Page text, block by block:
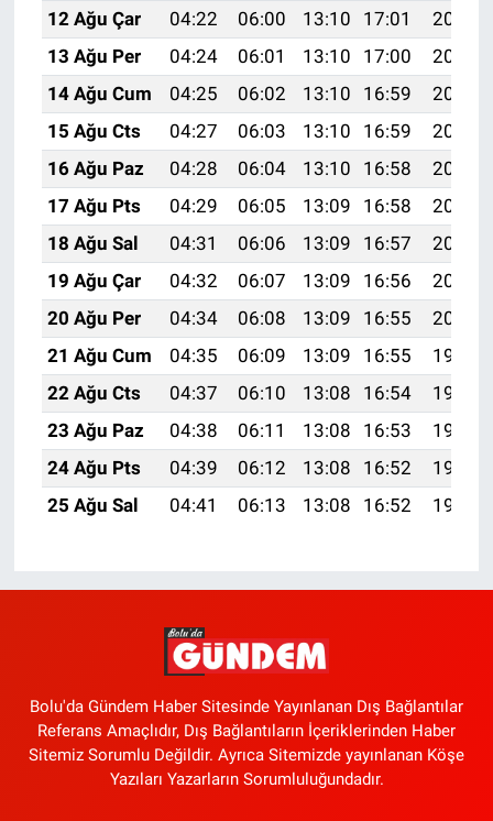
12 Ağu Çar
04:22 06:00 13:10 17:01
20:11
13 Ağu Per
04:24 06:01 13:10 17:00
20:09
14 Ağu Cum
04:25 06:02 13:10 16:59
20:08
15 Ağu Cts
04:27 06:03 13:10 16:59
20:07
16 Ağu Paz
04:28 06:04 13:10 16:58
20:05
17 Ağu Pts
04:29 06:05 13:09 16:58
20:04
18 Ağu Sal
04:31 06:06 13:09 16:57
20:02
19 Ağu Çar
04:32 06:07 13:09 16:56
20:01
20 Ağu Per
04:34 06:08 13:09 16:55
20:00
21 Ağu Cum
04:35 06:09 13:09 16:55
19:58
22 Ağu Cts
04:37 06:10 13:08 16:54
19:57
23 Ağu Paz
04:38 06:11 13:08 16:53
19:55
24 Ağu Pts
04:39 06:12 13:08 16:52
19:54
25 Ağu Sal
04:41 06:13 13:08 16:52 19:52
Bolu'da Gündem Haber Sitesinde Yayınlanan Dış Bağlantılar
Referans Amaçlıdır, Dış Bağlantıların İçeriklerinden Haber
Sitemiz Sorumlu Değildir. Ayrıca Sitemizde yayınlanan Köşe
Yazıları Yazarların Sorumluluğundadır.